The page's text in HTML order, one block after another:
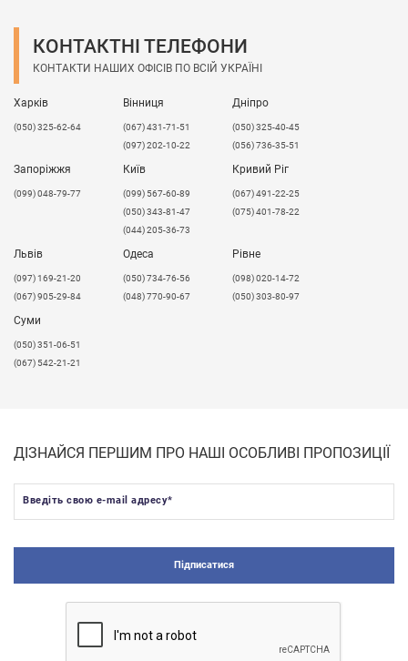
КОНТАКТНІ ТЕЛЕФОНИ
КОНТАКТИ НАШИХ ОФІСІВ ПО ВСІЙ УКРАЇНІ
Харків
(050) 325-62-64
Вінниця
(067) 431-71-51
(097) 202-10-22
Дніпро
(050) 325-40-45
(056) 736-35-51
Запоріжжя
(099) 048-79-77
Київ
(099) 567-60-89
(050) 343-81-47
(044) 205-36-73
Кривий Ріг
(067) 491-22-25
(075) 401-78-22
Львів
​(097) 169-21-20
(067) 905-29-84
Одеса
(050) 734-76-56
(048) 770-90-67
Рівне
(098) 020-14-72
(050) 303-80-97
Суми
(050) 351-06-51
(067) 542-21-21
ДІЗНАЙСЯ ПЕРШИМ ПРО НАШІ ОСОБЛИВІ ПРОПОЗИЦІЇ
Введіть свою e-mail адресу*
Підписатися